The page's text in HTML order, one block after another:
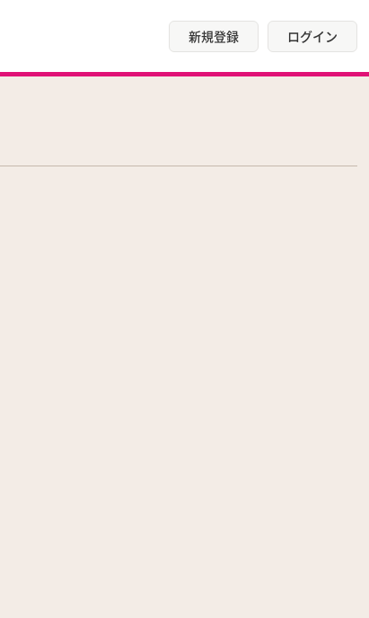
新規登録 ログイン